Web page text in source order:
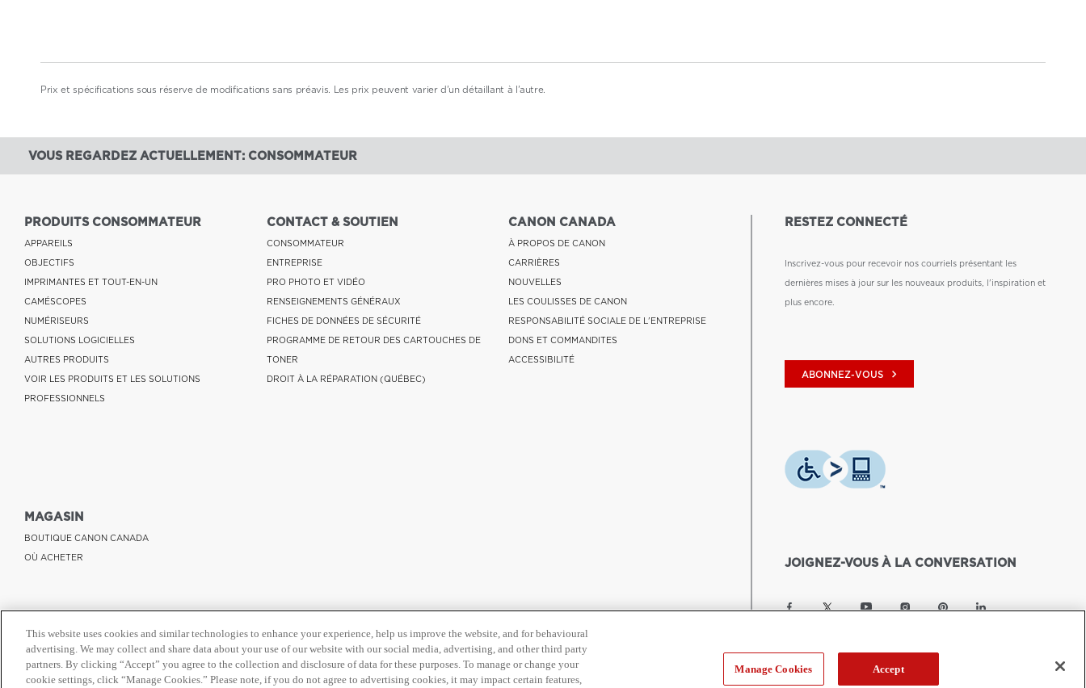
Prix et spécifications sous réserve de modifications sans préavis. Les prix peuvent varier d'un détaillant à l'autre.
VOUS REGARDEZ ACTUELLEMENT: CONSOMMATEUR
PRODUITS CONSOMMATEUR
APPAREILS
OBJECTIFS
IMPRIMANTES ET TOUT-EN-UN
CAMÉSCOPES
NUMÉRISEURS
SOLUTIONS LOGICIELLES
AUTRES PRODUITS
VOIR LES PRODUITS ET LES SOLUTIONS
PROFESSIONNELS
CONTACT & SOUTIEN
CONSOMMATEUR
ENTREPRISE
PRO PHOTO ET VIDÉO
RENSEIGNEMENTS GÉNÉRAUX
FICHES DE DONNÉES DE SÉCURITÉ
PROGRAMME DE RETOUR DES CARTOUCHES DE
TONER
DROIT À LA RÉPARATION (QUÉBEC)
CANON CANADA
À PROPOS DE CANON
CARRIÈRES
NOUVELLES
LES COULISSES DE CANON
RESPONSABILITÉ SOCIALE DE L'ENTREPRISE
DONS ET COMMANDITES
ACCESSIBILITÉ
MAGASIN
BOUTIQUE CANON CANADA
OÙ ACHETER
RESTEZ CONNECTÉ
Inscrivez-vous pour recevoir nos courriels présentant les
dernières mises à jour sur les nouveaux produits, l'inspiration et
plus encore.
ABONNEZ-VOUS keyboard_arrow_right
JOIGNEZ-VOUS À LA CONVERSATION
This website uses cookies and similar technologies to enhance your experience, help us improve the website, and for behavioural
advertising. We may collect and share data about your use of our website with our social media, advertising, and other third party
partners. By clicking “Accept” you agree to the collection and disclosure of data for these purposes. To manage or change your
cookie settings, click “Manage Cookies.” Please note, if you do not agree to advertising cookies, it may impact certain features,
Manage Cookies Accept